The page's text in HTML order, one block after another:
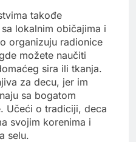
takođe
lokalnim običajima i
organizuju radionice
možete naučiti
sira ili tkanja.
za decu, jer im
sa bogatom
Učeći o tradiciji, deca
svojim korenima i
selu.